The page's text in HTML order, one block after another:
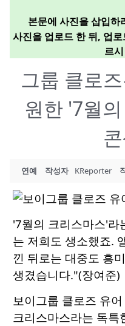
본문에 사진을 삽입하
사진을 업로드 한 뒤, 업
르
그룹 클로
원한 '7월
연예 작성자 KReporter
'7월의 크리스마스'라
는 저희도 생소했죠.
낀 뒤로는 대중도 흥
생겼습니다."(장여준)
보이그룹 클로즈 유
크리스마스라는 독특